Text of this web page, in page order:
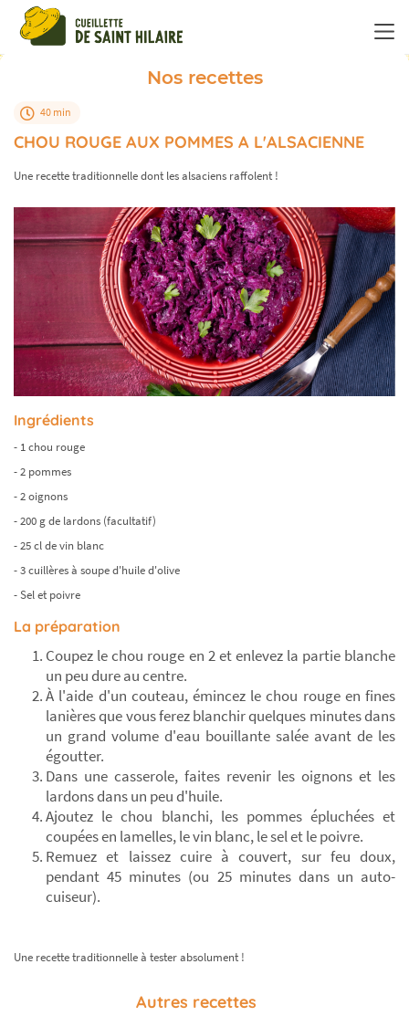
Nos recettes
40 min
CHOU ROUGE AUX POMMES A L'ALSACIENNE
Une recette traditionnelle dont les alsaciens raffolent !
Ingrédients
- 1 chou rouge
- 2 pommes
- 2 oignons
- 200 g de lardons (facultatif)
- 25 cl de vin blanc
- 3 cuillères à soupe d'huile d'olive
- Sel et poivre
La préparation
Coupez le chou rouge en 2 et enlevez la partie blanche
un peu dure au centre.
À l'aide d'un couteau, émincez le chou rouge en fines
lanières que vous ferez blanchir quelques minutes dans
un grand volume d'eau bouillante salée avant de les
égoutter.
Dans une casserole, faites revenir les oignons et les
lardons dans un peu d'huile.
Ajoutez le chou blanchi, les pommes épluchées et
coupées en lamelles, le vin blanc, le sel et le poivre.
Remuez et laissez cuire à couvert, sur feu doux,
pendant 45 minutes (ou 25 minutes dans un auto-
cuiseur).
Une recette traditionnelle à tester absolument !
Autres recettes
Panneau de gestion des cookies